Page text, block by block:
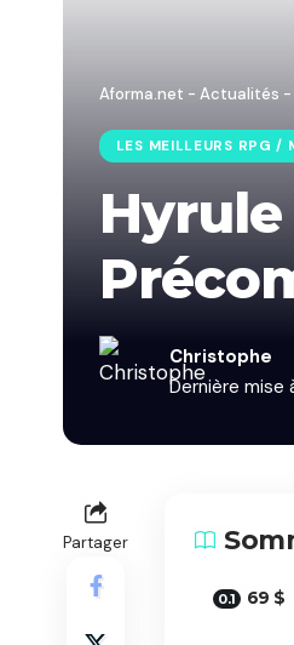
Aforma.net - Actualités -
LES MEILLEURS RPG /
Dernière mise
Christophe
Partager
69 $